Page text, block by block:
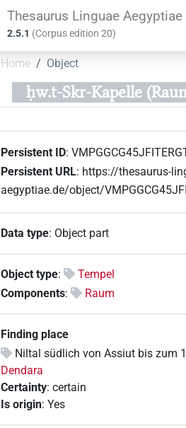
Thesaurus Linguae Aegyptiae
2.5.1 (Corpus edition20)
Home Object
ḥw.t-Skr-Kapelle
Persistent ID:
Persistent URL: https://thesaurus-
aegyptiae.de/object/
Data type: Object part
Object type:
Tempel
Components: Raum
Finding place
Niltal südlich von Assiut bis zum
Dendara
Certainty:certain
Is origin:Yes